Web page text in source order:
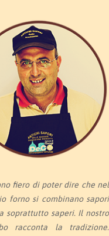
fiero di poter dire che nel
forno si combinano sapori
soprattutto saperi. Il nostro
racconta la tradizione.